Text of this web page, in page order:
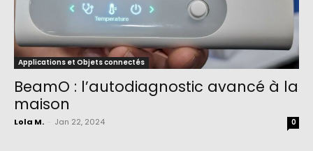
Applications et Objets connectés
BeamO : l’autodiagnostic avancé à la
maison
Lola M. Jan 22, 2024 0